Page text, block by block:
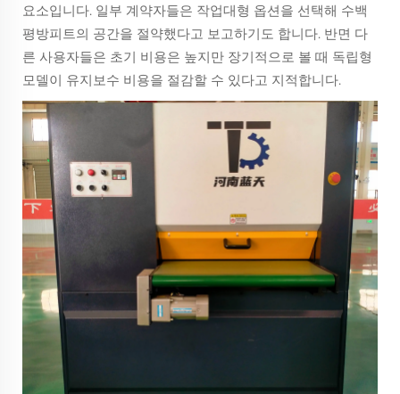
요소입니다. 일부 계약자들은 작업대형 옵션을 선택해 수백
평방피트의 공간을 절약했다고 보고하기도 합니다. 반면 다
른 사용자들은 초기 비용은 높지만 장기적으로 볼 때 독립형
모델이 유지보수 비용을 절감할 수 있다고 지적합니다.